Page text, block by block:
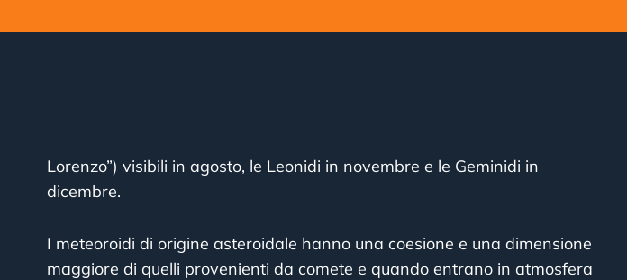
Lorenzo”) visibili in agosto, le Leonidi in novembre e le Geminidi in
dicembre.
I meteoroidi di origine asteroidale hanno una coesione e una dimensione
maggiore di quelli provenienti da comete e quando entrano in atmosfera